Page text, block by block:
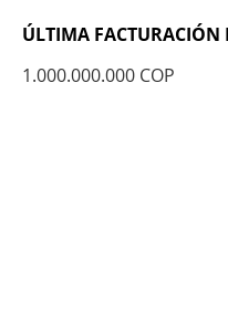
ÚLTIMA FACTURACIÓN
1.000.000.000 COP